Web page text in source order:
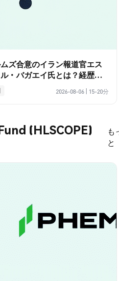
ズ合意のイラン報道官エス
・バガエイ氏とは？経歴ガ
2026-08-06 15-20分
(HLSCOPE)
も
と